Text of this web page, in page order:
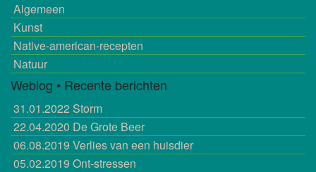
Algemeen
Kunst
Native-american-recepten
Natuur
Weblog • Recente berichten
31.01.2022Storm
22.04.2020 De Grote Beer
06.08.2019 Verlies van een huisdier
05.02.2019 Ont-stressen